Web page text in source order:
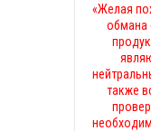
«Желая
обмана
также